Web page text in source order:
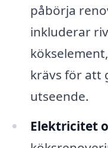
påbörja
inkluderar
krävs för att
utseende.
Elektricitet